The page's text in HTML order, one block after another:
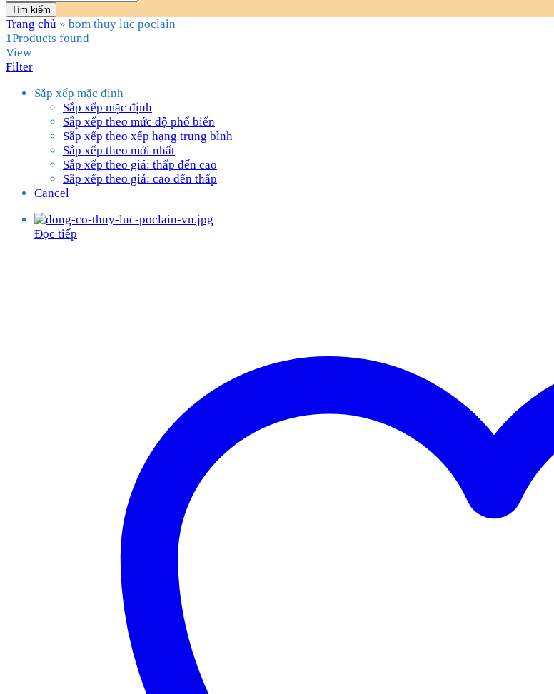
Tìm kiếm
Trang chủ » bom thuy luc poclain
1Products found
View
Filter
Sắp xếp mặc định
Sắp xếp mặc định
Sắp xếp theo mức độ phổ biến
Sắp xếp theo xếp hạng trung bình
Sắp xếp theo mới nhất
Sắp xếp theo giá: thấp đến cao
Sắp xếp theo giá: cao đến thấp
Cancel
Đọc tiếp